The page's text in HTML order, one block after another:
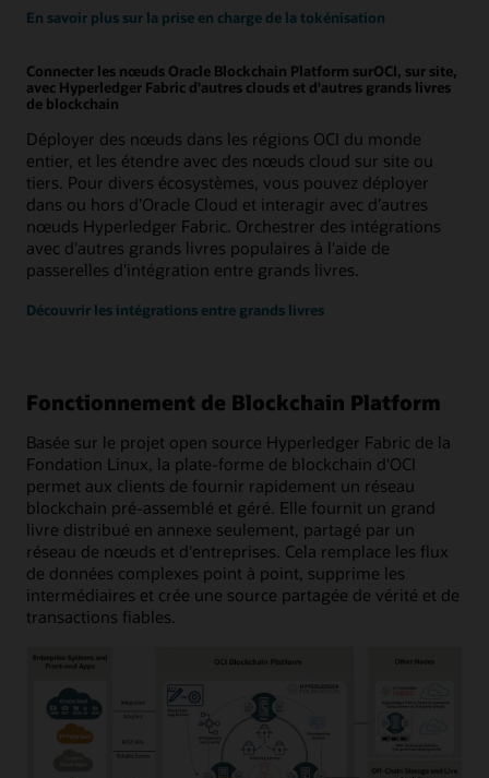
En savoir plus sur la prise en charge de la tokénisation
Connecter les nœuds Oracle Blockchain Platform surOCI, sur site,
avec Hyperledger Fabric d'autres clouds et d'autres grands livres
de blockchain
Déployer des nœuds dans les régions OCI du monde
entier, et les étendre avec des nœuds cloud sur site ou
tiers. Pour divers écosystèmes, vous pouvez déployer
dans ou hors d’Oracle Cloud et interagir avec d’autres
nœuds Hyperledger Fabric. Orchestrer des intégrations
avec d'autres grands livres populaires à l'aide de
passerelles d'intégration entre grands livres.
Découvrir les intégrations entre grands livres
Fonctionnement de Blockchain Platform
Basée sur le projet open source Hyperledger Fabric de la
Fondation Linux, la plate-forme de blockchain d'OCI
permet aux clients de fournir rapidement un réseau
blockchain pré-assemblé et géré. Elle fournit un grand
livre distribué en annexe seulement, partagé par un
réseau de nœuds et d'entreprises. Cela remplace les flux
de données complexes point à point, supprime les
intermédiaires et crée une source partagée de vérité et de
transactions fiables.